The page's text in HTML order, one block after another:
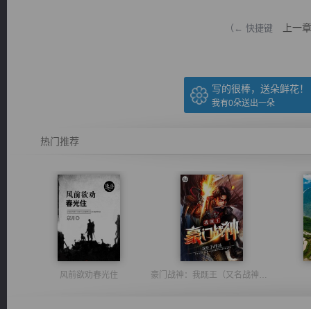
（← 快捷键 上一章
写的很棒，送朵鲜花！
我有0朵送出一朵
热门推荐
风前欲劝春光住 豪门战神：我既王（又名战神归来不败神婿修罗战神）